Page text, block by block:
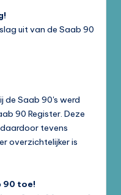
uit van de Saab 90
de Saab 90's werd
90 Register. Deze
tevens
overzichtelijker is
90 toe!